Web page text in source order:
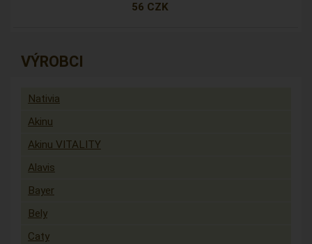
56 CZK
VÝROBCI
Nativia
Akinu
Akinu VITALITY
Alavis
Bayer
Bely
Caty